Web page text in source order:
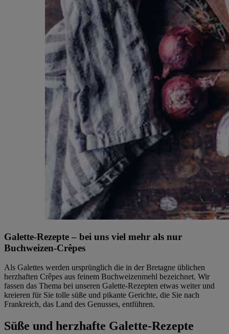
Galette-Rezepte – bei uns viel mehr als nur
Buchweizen-Crêpes
Als Galettes werden ursprünglich die in der Bretagne üblichen
herzhaften Crêpes aus feinem Buchweizenmehl bezeichnet. Wir
fassen das Thema bei unseren Galette-Rezepten etwas weiter und
kreieren für Sie tolle süße und pikante Gerichte, die Sie nach
Frankreich, das Land des Genusses, entführen.
Süße und herzhafte Galette-Rezepte